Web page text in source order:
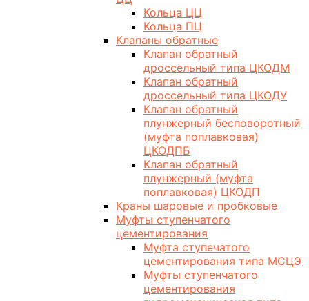
Кольца ЦЦ
Кольца ПЦ
Клапаны обратные
Клапан обратный
дроссельный типа ЦКОДМ
Клапан обратный
дроссельный типа ЦКОДУ
Клапан обратный
плунжерный бесповоротный
(муфта поплавковая)
ЦКОДПБ
Клапан обратный
плунжерный (муфта
поплавковая) ЦКОДП
Краны шаровые и пробковые
Муфты ступенчатого
цементирования
Муфта ступечатого
цементирования типа МСЦЭ
Муфты ступенчатого
цементирования